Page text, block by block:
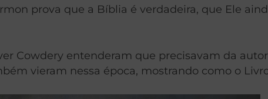
prova que a Bíblia é verdadeira, que Ele
Cowdery entenderam que precisavam da
vieram nessa época, mostrando como o